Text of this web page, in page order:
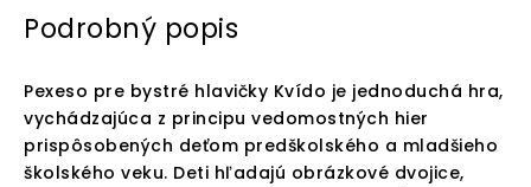
Podrobný popis
Pexeso pre bystré hlavičky Kvído je jednoduchá hra,
vychádzajúca z principu vedomostných hier
prispôsobených deťom predškolského a mladšieho
školského veku. Deti hľadajú obrázkové dvojice,